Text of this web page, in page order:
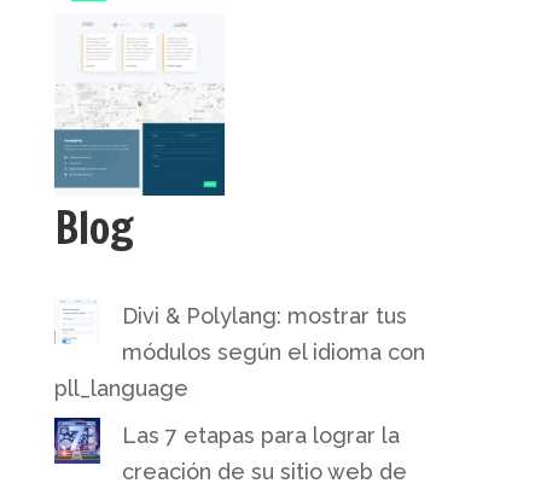
Blog
Divi & Polylang: mostrar tus
módulos según el idioma con
pll_language
Las 7 etapas para lograr la
creación de su sitio web de